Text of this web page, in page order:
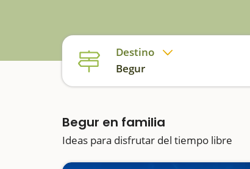
Destino
Begur
Begur en familia
Ideas para disfrutar del tiempo libre